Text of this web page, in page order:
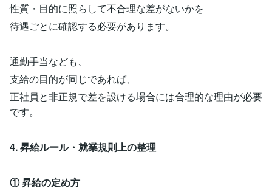
性質・目的に照らして不合理な差がないかを
待遇ごとに確認する必要があります。
通勤手当なども、
支給の目的が同じであれば、
正社員と非正規で差を設ける場合には合理的な理由が必要
です。
4. 昇給ルール・就業規則上の整理
① 昇給の定め方